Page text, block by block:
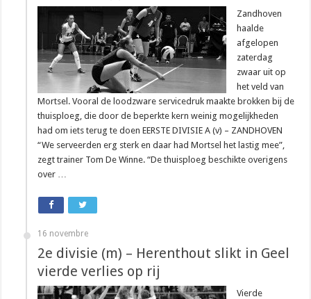
Zandhoven
haalde
afgelopen
zaterdag
zwaar uit op
het veld van
Mortsel. Vooral de loodzware servicedruk maakte brokken bij de
thuisploeg, die door de beperkte kern weinig mogelijkheden
had om iets terug te doen EERSTE DIVISIE A (v) – ZANDHOVEN
“We serveerden erg sterk en daar had Mortsel het lastig mee”,
zegt trainer Tom De Winne. “De thuisploeg beschikte overigens
over …
16 novembre
2e divisie (m) – Herenthout slikt in Geel
vierde verlies op rij
Vierde